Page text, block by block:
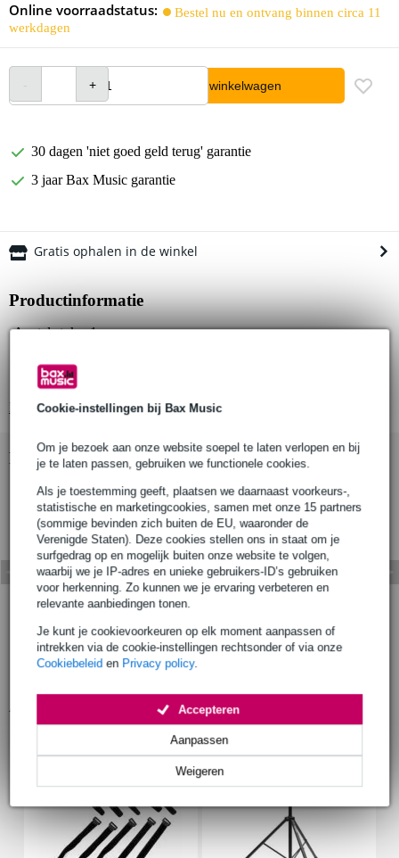
Cookie-instellingen bij Bax Music
Om je bezoek aan onze website soepel te laten verlopen en bij
je te laten passen, gebruiken we functionele cookies.
Als je toestemming geeft, plaatsen we daarnaast voorkeurs-,
statistische en marketingcookies, samen met onze 15 partners
(sommige bevinden zich buiten de EU, waaronder de
Verenigde Staten). Deze cookies stellen ons in staat om je
surfgedrag op en mogelijk buiten onze website te volgen,
waarbij we je IP-adres en unieke gebruikers-ID’s gebruiken
voor herkenning. Zo kunnen we je ervaring verbeteren en
relevante aanbiedingen tonen.
Je kunt je cookievoorkeuren op elk moment aanpassen of
intrekken via de cookie-instellingen rechtsonder of via onze
Cookiebeleid en Privacy policy.
Weigeren
Aanpassen
Accepteren
Online voorraadstatus:
Bestel nu en ontvang binnen circa 11
werkdagen
In winkelwagen
30 dagen 'niet goed geld terug' garantie
3 jaar Bax Music garantie
Gratis ophalen in de winkel
Productinformatie
Aantal stuks: 1
Afwerking: zwart poedercoating (T2010301)
Bekijk alle productspecificaties
Bekijk ook eens (1)